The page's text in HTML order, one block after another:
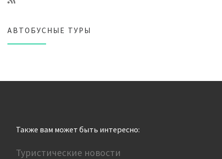
АВТОБУСНЫЕ ТУРЫ
Также вам может быть интересно:
Туристические новости